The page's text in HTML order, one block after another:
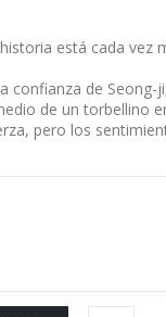
está cada vez
confianza de Seong-
de un torbellino
pero los